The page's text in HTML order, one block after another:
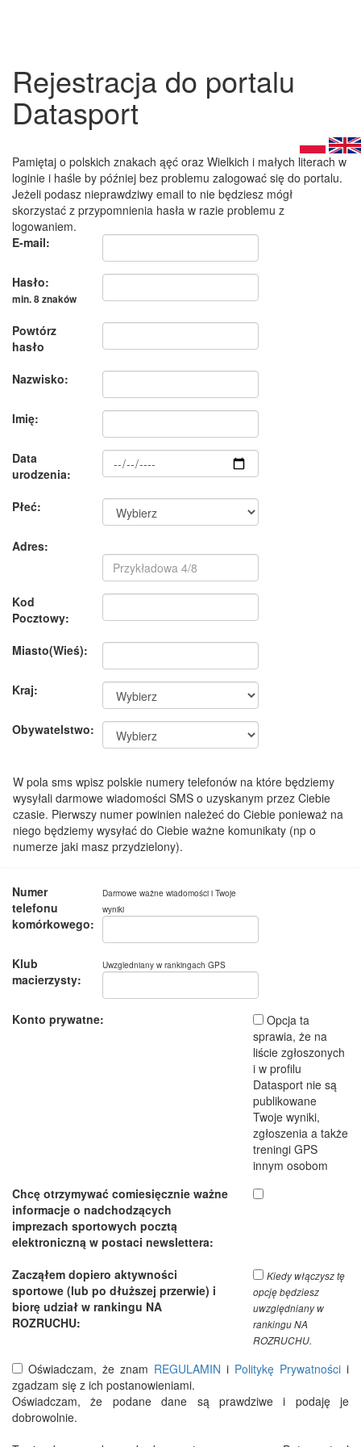
Rejestracja do portalu
Datasport
Pamiętaj o polskich znakach ąęć oraz Wielkich i małych literach w
loginie i haśle by później bez problemu zalogować się do portalu.
Jeżeli podasz nieprawdziwy email to nie będziesz mógł
skorzystać z przypomnienia hasła w razie problemu z
logowaniem.
E-mail:
Hasło:
min. 8 znaków
Powtórz
hasło
Nazwisko:
Imię:
Data
urodzenia:
Płeć:
Adres:
Kod
Pocztowy:
Miasto(Wieś):
Kraj:
Obywatelstwo:
W pola sms wpisz polskie numery telefonów na które będziemy
wysyłali darmowe wiadomości SMS o uzyskanym przez Ciebie
czasie. Pierwszy numer powinien należeć do Ciebie ponieważ na
niego będziemy wysyłać do Ciebie ważne komunikaty (np o
numerze jaki masz przydzielony).
Numer
telefonu
komórkowego:
Darmowe ważne wiadomości i Twoje
wyniki
Klub
macierzysty:
Uwzgledniany w rankingach GPS
Konto prywatne:
Opcja ta
sprawia, że na
liście zgłoszonych
i w profilu
Datasport nie są
publikowane
Twoje wyniki,
zgłoszenia a także
treningi GPS
innym osobom
Chcę otrzymywać comiesięcznie ważne
informacje o nadchodzących
imprezach sportowych pocztą
elektroniczną w postaci newslettera:
Zacząłem dopiero aktywności
sportowe (lub po dłuższej przerwie) i
biorę udział w rankingu NA
ROZRUCHU:
Kiedy włączysz tę
opcję będziesz
uwzględniany w
rankingu NA
ROZRUCHU.
Oświadczam, że znam REGULAMIN i Politykę Prywatności i
zgadzam się z ich postanowieniami.
Oświadczam, że podane dane są prawdziwe i podaję je
dobrowolnie.